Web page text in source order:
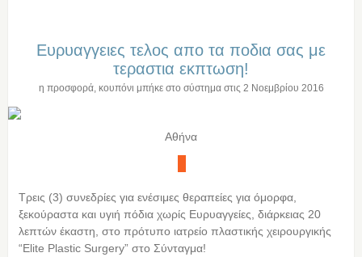
Ευρυαγγειες τελος απο τα ποδια σας με
τεραστια εκπτωση!
η προσφορά, κουπόνι μπήκε στο σύστημα στις 2 Νοεμβρίου 2016
Αθήνα
Τρεις (3) συνεδρίες για ενέσιμες θεραπείες για όμορφα,
ξεκούραστα και υγιή πόδια χωρίς Ευρυαγγείες, διάρκειας 20
λεπτών έκαστη, στο πρότυπο ιατρείο πλαστικής χειρουργικής
“Elite Plastic Surgery” στο Σύνταγμα!